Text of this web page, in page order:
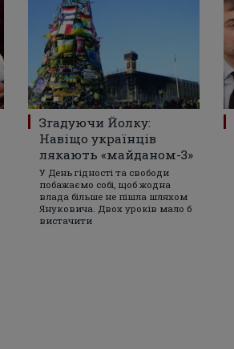
Згадуючи Йолку:
Навіщо українців
лякають «майданом-3»
У День гідності та свободи
побажаємо собі, щоб жодна
влада більше не пішла шляхом
Януковича. Двох уроків мало б
вистачити